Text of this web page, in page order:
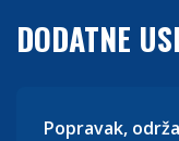
DODATNE
Popravak,